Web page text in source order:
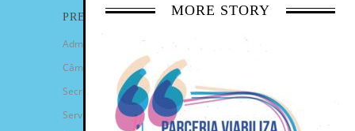
MORE STORY
PREFEITURA
Administração Municipal
Câmara de Vereadores
Secretarias
Serviços